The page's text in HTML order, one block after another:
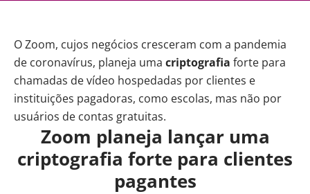
OZoom, cujos negócios cresceram com a pandemia
de coronavírus, planeja uma criptografia forte para
chamadas de vídeo hospedadas por clientes e
instituições pagadoras, como escolas, mas não por
usuários de contas gratuitas.
Zoom planeja lançar uma
criptografia forte para clientes
pagantes